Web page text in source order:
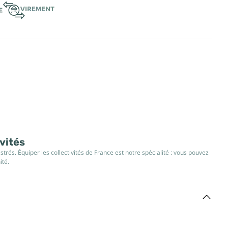
Équiper les collectivités de France est notre spécialité : vous pouvez